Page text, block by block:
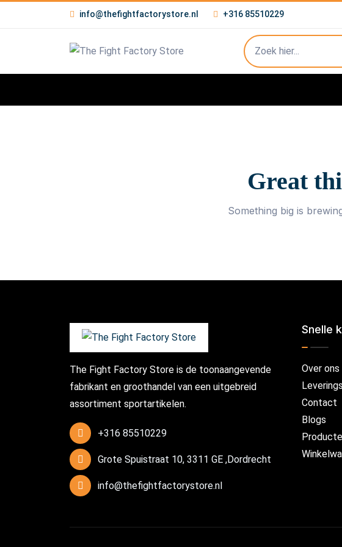
info@thefightfactorystore.nl +316 85510229
Great
Something big is
The Fight Factory Store is de toonaangevende
fabrikant en groothandel van een uitgebreid
assortiment sportartikelen.
+316 85510229
Grote Spuistraat 10, 3311 GE ,Dordrecht
info@thefightfactorystore.nl
Snelle
Over ons
Contact
Blogs